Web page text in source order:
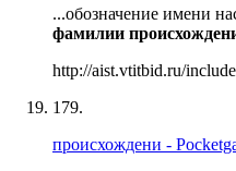
...обозначение имени
фамилии
http://aist.vtitbid.ru/
179.
происхождени -